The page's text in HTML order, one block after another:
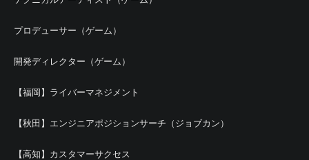
プロデューサー（ゲーム）
開発ディレクター（ゲーム）
【福岡】ライバーマネジメント
【秋田】エンジニアポジションサーチ（ジョブカン）
【高知】カスタマーサクセス